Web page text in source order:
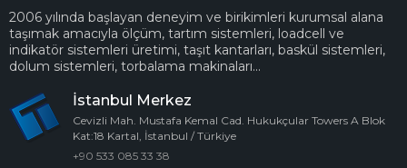
2006 yılında başlayan deneyim ve birikimleri kurumsal alana
taşımak amacıyla ölçüm, tartım sistemleri, loadcell ve
indikatör sistemleri üretimi, taşıt kantarları, baskül sistemleri,
dolum sistemleri, torbalama makinaları...
İstanbul Merkez
Cevizli Mah. Mustafa Kemal Cad. Hukukçular Towers A Blok
Kat:18 Kartal, İstanbul / Türkiye
+90 533 085 33 38